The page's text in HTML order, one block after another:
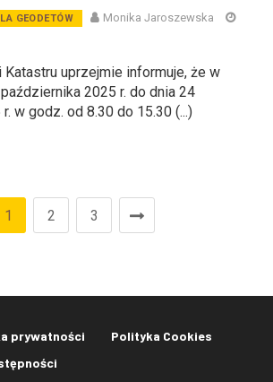
GEODETÓW
Monika Jaroszewska
Katastru uprzejmie informuje, że w
2025 r. do dnia 24
w godz. od 8.30 do 15.30 (...)
1 2 3
prywatności
Polityka Cookies